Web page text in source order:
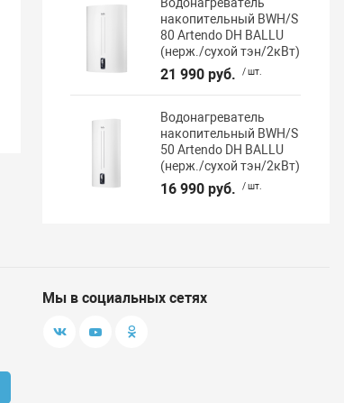
Водонагреватель
накопительный BWH/S
80 Artendo DH BALLU
(нерж./сухой тэн/2кВт)
21 990 руб. / шт.
Водонагреватель
накопительный BWH/S
50 Artendo DH BALLU
(нерж./сухой тэн/2кВт)
16 990 руб. / шт.
Мы в социальных сетях